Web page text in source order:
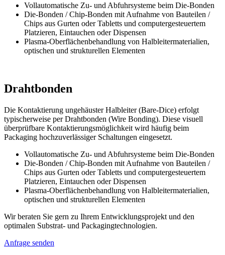
Vollautomatische Zu- und Abfuhrsysteme beim Die-Bonden
Die-Bonden / Chip-Bonden mit Aufnahme von Bauteilen /
Chips aus Gurten oder Tabletts und computergesteuertem
Platzieren, Eintauchen oder Dispensen
Plasma-Oberflächenbehandlung von Halbleitermaterialien,
optischen und strukturellen Elementen
Drahtbonden
Die Kontaktierung ungehäuster Halbleiter (Bare-Dice) erfolgt
typischerweise per Drahtbonden (Wire Bonding). Diese visuell
überprüfbare Kontaktierungsmöglichkeit wird häufig beim
Packaging hochzuverlässiger Schaltungen eingesetzt.
Vollautomatische Zu- und Abfuhrsysteme beim Die-Bonden
Die-Bonden / Chip-Bonden mit Aufnahme von Bauteilen /
Chips aus Gurten oder Tabletts und computergesteuertem
Platzieren, Eintauchen oder Dispensen
Plasma-Oberflächenbehandlung von Halbleitermaterialien,
optischen und strukturellen Elementen
Wir beraten Sie gern zu Ihrem Entwicklungsprojekt und den
optimalen Substrat- und Packagingtechnologien.
Anfrage senden